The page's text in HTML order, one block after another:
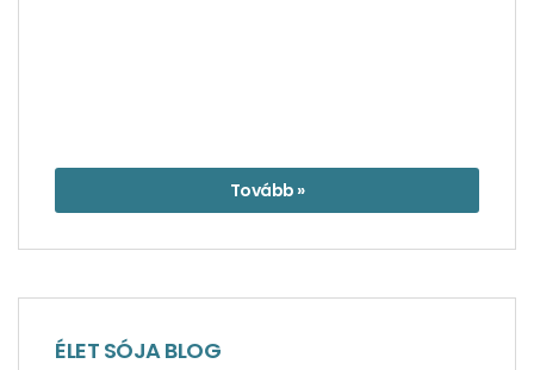
Tovább »
ÉLET SÓJA BLOG